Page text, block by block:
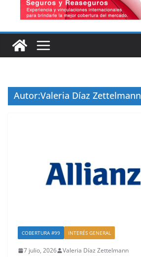
Autor:Valeria Díaz Zettelmann
COBERTURA #99 INTERÉS GENERAL
7 julio, 2026 Valeria Díaz Zettelmann